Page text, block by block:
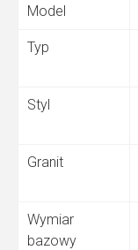
Model
Typ
Styl
Granit
Wymiar
bazowy